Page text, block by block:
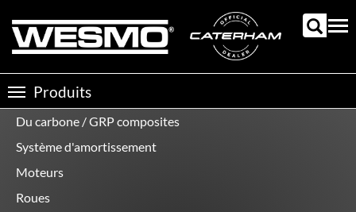
au
contenu
Toggle
navigation
Produits
Catégories
de
produits
Du carbone / GRP composites
Système d'amortissement
Moteurs
Roues